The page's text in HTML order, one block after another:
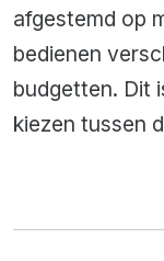
afgestemd op
bedienen
budgetten. Dit
kiezen tussen